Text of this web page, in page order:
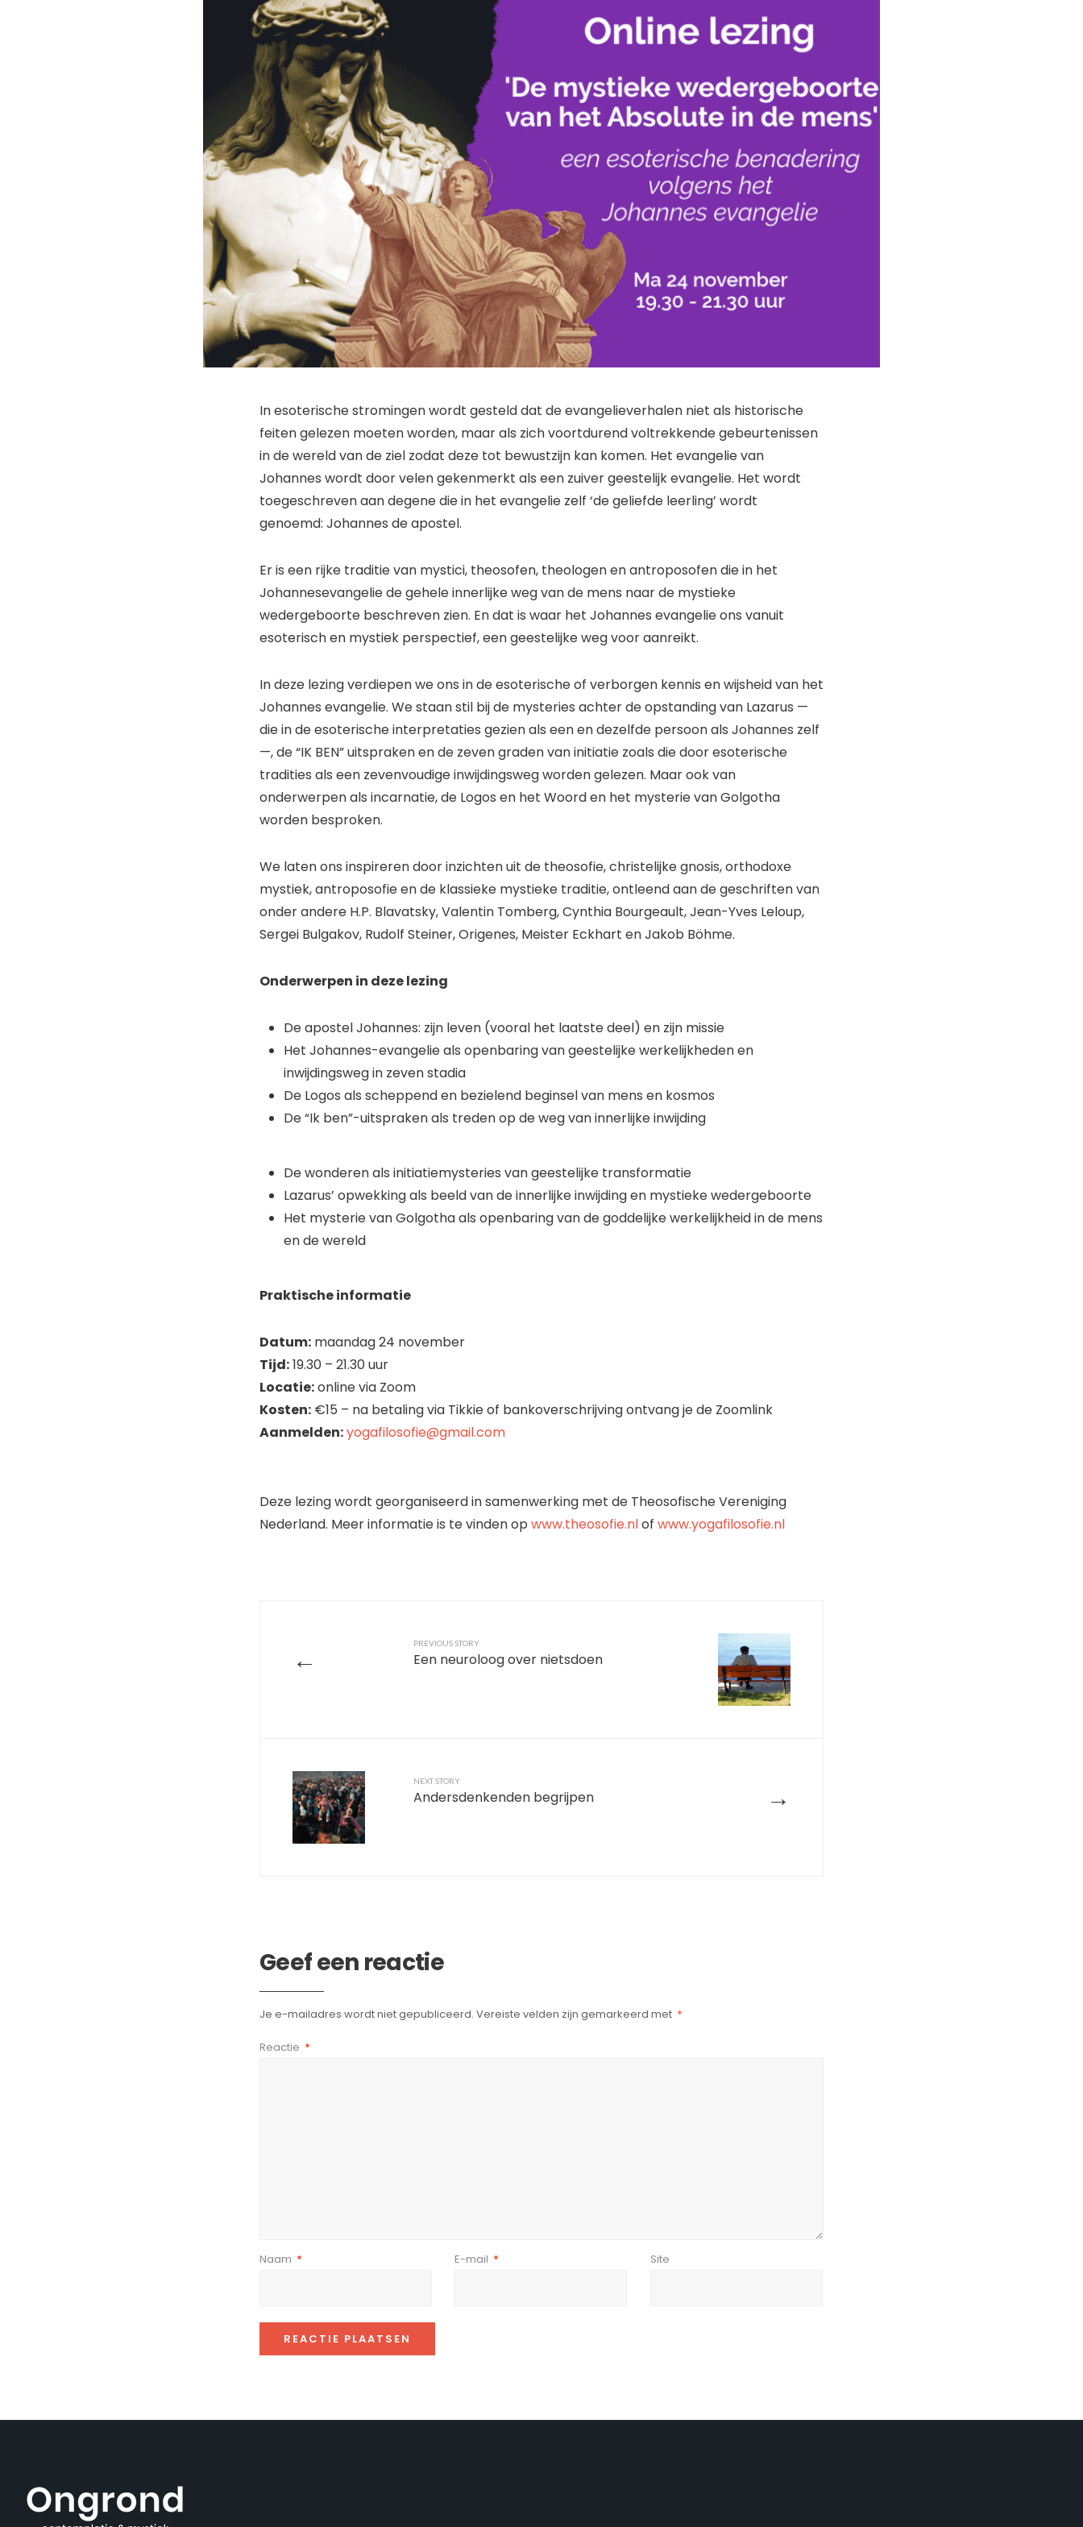
In esoterische stromingen wordt gesteld dat de evangelieverhalen niet als historische
feiten gelezen moeten worden, maar als zich voortdurend voltrekkende gebeurtenissen
in de wereld van de ziel zodat deze tot bewustzijn kan komen. Het evangelie van
Johannes wordt door velen gekenmerkt als een zuiver geestelijk evangelie. Het wordt
toegeschreven aan degene die in het evangelie zelf ‘de geliefde leerling’ wordt
genoemd: Johannes de apostel.
Er is een rijke traditie van mystici, theosofen, theologen en antroposofen die in het
Johannesevangelie de gehele innerlijke weg van de mens naar de mystieke
wedergeboorte beschreven zien. En dat is waar het Johannes evangelie ons vanuit
esoterisch en mystiek perspectief, een geestelijke weg voor aanreikt.
In deze lezing verdiepen we ons in de esoterische of verborgen kennis en wijsheid van het
Johannes evangelie. We staan stil bij de mysteries achter de opstanding van Lazarus —
die in de esoterische interpretaties gezien als een en dezelfde persoon als Johannes zelf
—, de “IK BEN” uitspraken en de zeven graden van initiatie zoals die door esoterische
tradities als een zevenvoudige inwijdingsweg worden gelezen. Maar ook van
onderwerpen als incarnatie, de Logos en het Woord en het mysterie van Golgotha
worden besproken.
We laten ons inspireren door inzichten uit de theosofie, christelijke gnosis, orthodoxe
mystiek, antroposofie en de klassieke mystieke traditie, ontleend aan de geschriften van
onder andere H.P. Blavatsky, Valentin Tomberg, Cynthia Bourgeault, Jean-Yves Leloup,
Sergei Bulgakov, Rudolf Steiner, Origenes, Meister Eckhart en Jakob Böhme.
Onderwerpen in deze lezing
De apostel Johannes: zijn leven (vooral het laatste deel) en zijn missie
Het Johannes-evangelie als openbaring van geestelijke werkelijkheden en
inwijdingsweg in zeven stadia
De Logos als scheppend en bezielend beginsel van mens en kosmos
De “Ik ben”-uitspraken als treden op de weg van innerlijke inwijding
De wonderen als initiatiemysteries van geestelijke transformatie
Lazarus’ opwekking als beeld van de innerlijke inwijding en mystieke wedergeboorte
Het mysterie van Golgotha als openbaring van de goddelijke werkelijkheid in de mens
en de wereld
Praktische informatie
Datum: maandag 24 november
Tijd:19.30 – 21.30 uur
Locatie:online via Zoom
Kosten: €15 – na betaling via Tikkie of bankoverschrijving ontvang je de Zoomlink
Aanmelden:yogafilosofie@gmail.com
Deze lezing wordt georganiseerd in samenwerking met de Theosofische Vereniging
Nederland. Meer informatie is te vinden op www.theosofie.nlof www.yogafilosofie.nl
←
PREVIOUS STORY
Een neuroloog over nietsdoen
→
NEXT STORY
Andersdenkenden begrijpen
Geef een reactie
Je e-mailadres wordt niet gepubliceerd. Vereiste velden zijn gemarkeerd met *
Reactie *
Naam * E-mail * Site